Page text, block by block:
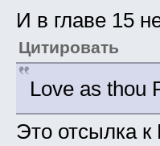
И в главе 15
Цитировать
Love as thou
Это отсылка